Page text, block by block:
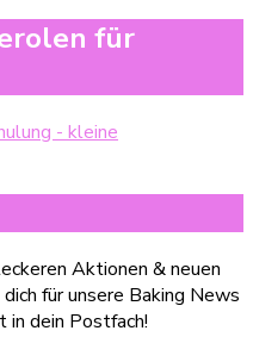
für
Aktionen & neuen
für unsere Baking News
dein Postfach!